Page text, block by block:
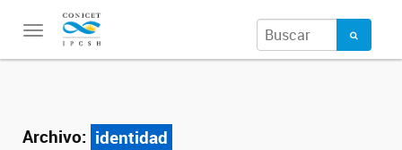
Toggle
navigation
Archivo: identidad